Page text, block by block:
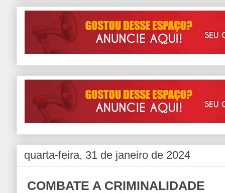
quarta-feira, 31 de janeiro de 2024
COMBATE A CRIMINALIDADE